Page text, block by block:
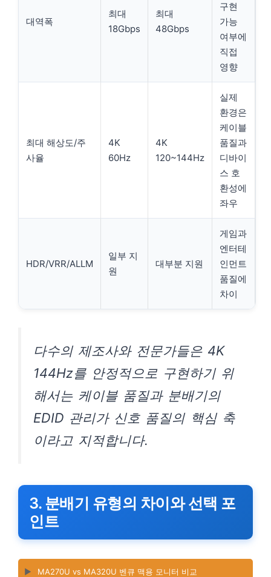
대역폭
최대
18Gbps
최대
48Gbps
구현
가능
여부에
직접
영향
최대 해상도/주
사율
4K
60Hz
4K
120~144Hz
실제
환경은
케이블
품질과
디바이
스 호
환성에
좌우
HDR/VRR/ALLM
일부 지
원
대부분 지원
게임과
엔터테
인먼트
품질에
차이
다수의 제조사와 전문가들은 4K
144Hz를 안정적으로 구현하기 위
해서는 케이블 품질과 분배기의
EDID 관리가 신호 품질의 핵심 축
이라고 지적합니다.
3. 분배기 유형의 차이와 선택 포
인트
▶️ MA270U vs MA320U 벤큐 맥용 모니터 비교